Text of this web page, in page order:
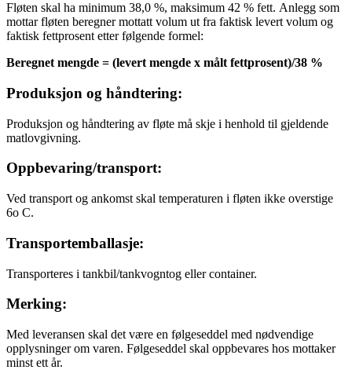
Fløten skal ha minimum 38,0 %, maksimum 42 % fett. Anlegg som
mottar fløten beregner mottatt volum ut fra faktisk levert volum og
faktisk fettprosent etter følgende formel:
Beregnet mengde = (levert mengde x målt fettprosent)/38 %
Produksjon og håndtering:
Produksjon og håndtering av fløte må skje i henhold til gjeldende
matlovgivning.
Oppbevaring/transport:
Ved transport og ankomst skal temperaturen i fløten ikke overstige
6o C.
Transportemballasje:
Transporteres i tankbil/tankvogntog eller container.
Merking:
Med leveransen skal det være en følgeseddel med nødvendige
opplysninger om varen. Følgeseddel skal oppbevares hos mottaker
minst ett år.